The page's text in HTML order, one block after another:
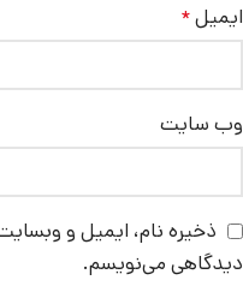
ایمیل*
وب‌ سایت
ذخیره نام، ایمیل و
دیدگاهی می‌نویسم.